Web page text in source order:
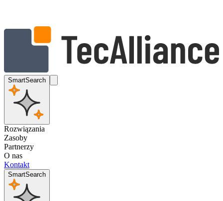
SmartSearch
Rozwiązania
Zasoby
Partnerzy
O nas
Kontakt
SmartSearch